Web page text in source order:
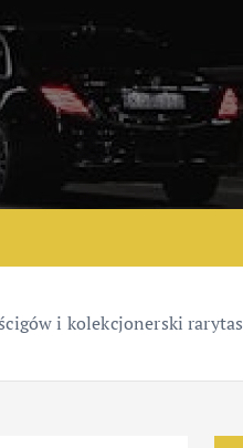
i kolekcjonerski rarytas